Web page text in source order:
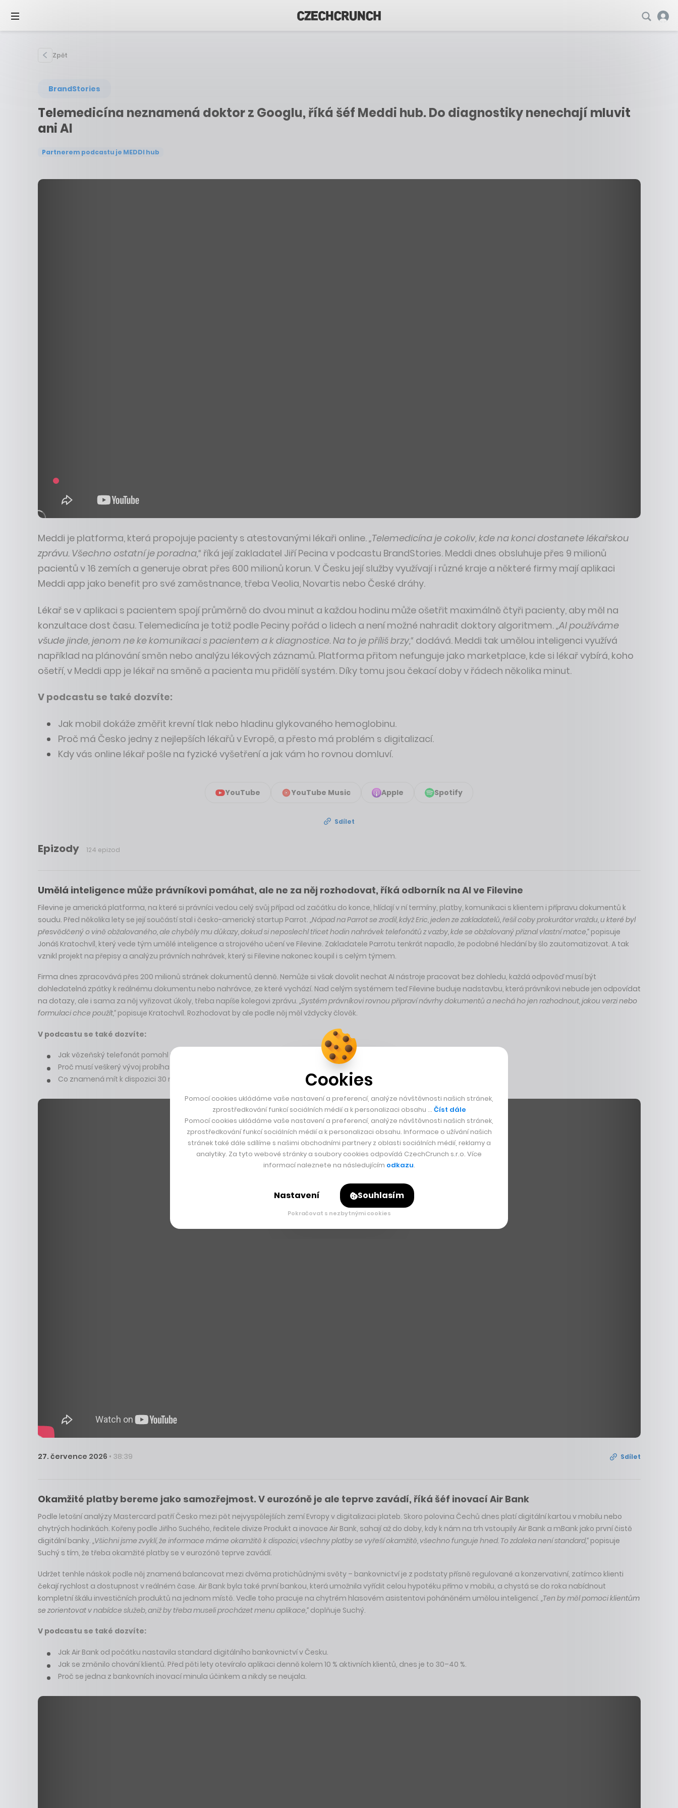
Zpět
BrandStories
Telemedicína neznamená doktor z Googlu, říká šéf Meddi hub. Do diagnostiky nenechají mluvit
ani AI
Partnerem podcastu je MEDDI hub
Meddi je platforma, která propojuje pacienty s atestovanými lékaři online.„Telemedicína je cokoliv, kde na konci dostanete lékařskou
zprávu. Všechno ostatní je poradna,“ říká její zakladatel Jiří Pecina v podcastu BrandStories. Meddi dnes obsluhuje přes 9 milionů
pacientů v 16 zemích a generuje obrat přes 600 milionů korun. V Česku její služby využívají i různé kraje a některé firmy mají aplikaci
Meddi app jako benefit pro své zaměstnance, třeba Veolia, Novartis nebo České dráhy.
Lékař se v aplikaci s pacientem spojí průměrně do dvou minut a každou hodinu může ošetřit maximálně čtyři pacienty, aby měl na
konzultace dost času. Telemedicína je totiž podle Peciny pořád o lidech a není možné nahradit doktory algoritmem.„AI používáme
všude jinde, jenom ne ke komunikaci s pacientem a k diagnostice. Na to je příliš brzy,“ dodává. Meddi tak umělou inteligenci využívá
například na plánování směn nebo analýzu lékových záznamů. Platforma přitom nefunguje jako marketplace, kde si lékař vybírá, koho
ošetří, v Meddi app je lékař na směně a pacienta mu přidělí systém. Díky tomu jsou čekací doby v řádech několika minut.
V podcastu se také dozvíte:
Jak mobil dokáže změřit krevní tlak nebo hladinu glykovaného hemoglobinu.
Proč má Česko jedny z nejlepších lékařů v Evropě, a přesto má problém s digitalizací.
Kdy vás online lékař pošle na fyzické vyšetření a jak vám ho rovnou domluví.
YouTube YouTube Music Apple Spotify
Sdílet
Epizody 124 epizod
Umělá inteligence může právníkovi pomáhat, ale ne za něj rozhodovat, říká odborník na AI ve Filevine
Filevine je americká platforma, na které si právníci vedou celý svůj případ od začátku do konce, hlídají v ní termíny, platby, komunikaci s klientem i přípravu dokumentů k
soudu. Před několika lety se její součástí stal i česko-americký startup Parrot. „Nápad na Parrot se zrodil, když Eric, jeden ze zakladatelů, řešil coby prokurátor vraždu, u které byl
přesvědčený o vině obžalovaného, ale chyběly mu důkazy, dokud si neposlechl třicet hodin nahrávek telefonátů z vazby, kde se obžalovaný přiznal vlastní matce,“popisuje
Jonáš Kratochvíl, který vede tým umělé inteligence a strojového učení ve Filevine. Zakladatele Parrotu tenkrát napadlo, že podobné hledání by šlo zautomatizovat. A tak
vznikl projekt na přepisy a analýzu právních nahrávek, který si Filevine nakonec koupil i s celým týmem.
Firma dnes zpracovává přes 200 milionů stránek dokumentů denně. Nemůže si však dovolit nechat AI nástroje pracovat bez dohledu, každá odpověď musí být
dohledatelná zpátky k reálnému dokumentu nebo nahrávce, ze které vychází. Nad celým systémem teď Filevine buduje nadstavbu, která právníkovi nebude jen odpovídat
na dotazy, ale i sama za něj vyřizovat úkoly, třeba napíše kolegovi zprávu. „Systém právníkovi rovnou připraví návrhy dokumentů a nechá ho jen rozhodnout, jakou verzi nebo
formulaci chce použít,“popisuje Kratochvíl. Rozhodovat by ale podle něj měl vždycky člověk.
V podcastu se také dozvíte:
Jak vězeňský telefonát pomohl usvědčit vraha a dal vzniknout startupu Parrot, který dnes stojí za AI ve Filevine
Proč musí veškerý vývoj probíhat na amerických serverech a proč citlivá právní data nesmí opustit území USA.
Co znamená mít k dispozici 30 milionů uzavřených případů jako zdroj know-how.
27. července 2026 • 38:39 Sdílet
Okamžité platby bereme jako samozřejmost. V eurozóně je ale teprve zavádí, říká šéf inovací Air Bank
Podle letošní analýzy Mastercard patří Česko mezi pět nejvyspělejších zemí Evropy v digitalizaci plateb. Skoro polovina Čechů dnes platí digitální kartou v mobilu nebo
chytrých hodinkách. Kořeny podle Jiřího Suchého, ředitele divize Produkt a inovace Air Bank, sahají až do doby, kdy k nám na trh vstoupily Air Bank a mBank jako první čistě
digitální banky. „Všichni jsme zvyklí, že informace máme okamžitě k dispozici, všechny platby se vyřeší okamžitě, všechno funguje hned. To zdaleka není standard,“popisuje
Suchý s tím, že třeba okamžité platby se v eurozóně teprve zavádí.
Udržet tenhle náskok podle něj znamená balancovat mezi dvěma protichůdnými světy – bankovnictví je z podstaty přísně regulované a konzervativní, zatímco klienti
čekají rychlost a dostupnost v reálném čase. Air Bank byla také první bankou, která umožnila vyřídit celou hypotéku přímo v mobilu, a chystá se do roka nabídnout
kompletní škálu investičních produktů na jednom místě. Vedle toho pracuje na chytrém hlasovém asistentovi poháněném umělou inteligencí. „Ten by měl pomoci klientům
se zorientovat v nabídce služeb, aniž by třeba museli procházet menu aplikace,“doplňuje Suchý.
V podcastu se také dozvíte:
Jak Air Bank od počátku nastavila standard digitálního bankovnictví v Česku.
Jak se změnilo chování klientů. Před pěti lety otevíralo aplikaci denně kolem 10 % aktivních klientů, dnes je to 30–40 %.
Proč se jedna z bankovních inovací minula účinkem a nikdy se neujala.
Cookies
Pomocí cookies ukládáme vaše nastavení a preferencí, analýze návštěvnosti našich stránek,
zprostředkování funkcí sociálních médií a k personalizaci obsahu … Číst dále
Pomocí cookies ukládáme vaše nastavení a preferencí, analýze návštěvnosti našich stránek,
zprostředkování funkcí sociálních médií a k personalizaci obsahu. Informace o užívání našich
stránek také dále sdílíme s našimi obchodními partnery z oblasti sociálních médií, reklamy a
analytiky. Za tyto webové stránky a soubory cookies odpovídá CzechCrunch s.r.o. Více
informací naleznete na následujícím odkazu.
Nastavení Souhlasím
Pokračovat s nezbytnými cookies